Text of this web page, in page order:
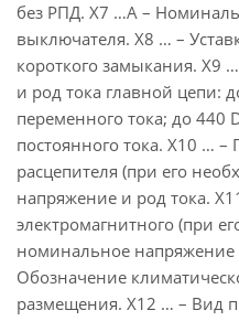
без РПД. Х7 …А –
выключателя. Х8 … –
короткого замыкания. Х9
и род тока главной цепи:
переменного тока; до 440
постоянного тока. Х10 …
расцепителя (при его
напряжение и род тока.
электромагнитного (при
номинальное напряжение
Обозначение
размещения. Х12 … – Вид